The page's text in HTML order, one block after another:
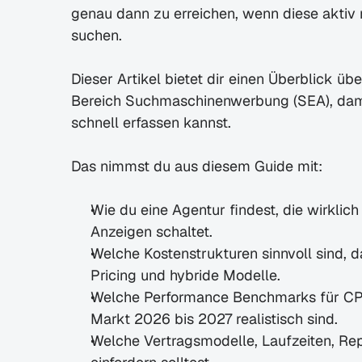
genau dann zu erreichen, wenn diese
suchen.
Dieser Artikel bietet dir einen Überblick
Bereich Suchmaschinenwerbung (SEA),
schnell erfassen kannst.
Das nimmst du aus diesem Guide mit:
Wie du eine Agentur findest, die
Anzeigen schaltet.
Welche Kostenstrukturen sinnvoll sind,
Pricing und hybride Modelle.
Welche Performance Benchmarks für
Markt 2026 bis 2027 realistisch sind.
Welche Vertragsmodelle, Laufzeiten,